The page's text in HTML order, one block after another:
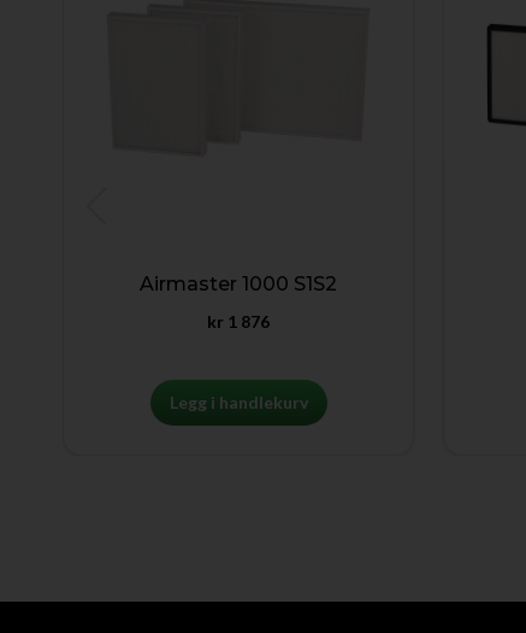
Airmaster 1000 S1S2
kr 1 876
Legg i handlekurv